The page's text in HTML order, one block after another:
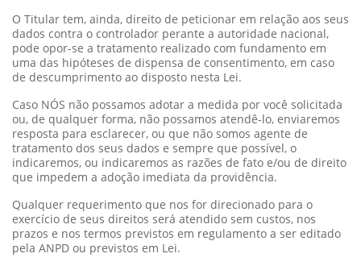
O Titular tem, ainda, direito de peticionar em relação aos seus
dados contra o controlador perante a autoridade nacional,
pode opor-se a tratamento realizado com fundamento em
uma das hipóteses de dispensa de consentimento, em caso
de descumprimento ao disposto nesta Lei.
Caso NÓS não possamos adotar a medida por você solicitada
ou, de qualquer forma, não possamos atendê-lo, enviaremos
resposta para esclarecer, ou que não somos agente de
tratamento dos seus dados e sempre que possível, o
indicaremos, ou indicaremos as razões de fato e/ou de direito
que impedem a adoção imediata da providência.
Qualquer requerimento que nos for direcionado para o
exercício de seus direitos será atendido sem custos, nos
prazos e nos termos previstos em regulamento a ser editado
pela ANPD ou previstos em Lei.